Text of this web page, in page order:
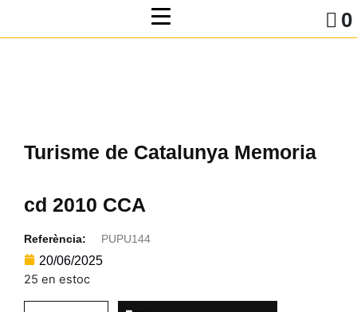
0
Turisme de Catalunya Memoria
cd 2010 CCA
Referència: PUPU144
20/06/2025
25 en estoc